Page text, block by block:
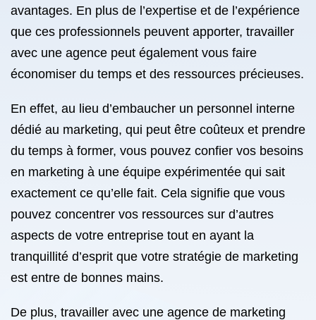
avantages. En plus de l’expertise et de l’expérience
que ces professionnels peuvent apporter, travailler
avec une agence peut également vous faire
économiser du temps et des ressources précieuses.
En effet, au lieu d’embaucher un personnel interne
dédié au marketing, qui peut être coûteux et prendre
du temps à former, vous pouvez confier vos besoins
en marketing à une équipe expérimentée qui sait
exactement ce qu’elle fait. Cela signifie que vous
pouvez concentrer vos ressources sur d’autres
aspects de votre entreprise tout en ayant la
tranquillité d’esprit que votre stratégie de marketing
est entre de bonnes mains.
De plus, travailler avec une agence de marketing